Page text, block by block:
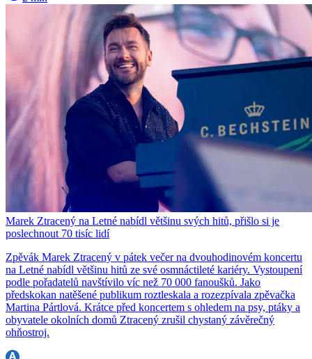
Marek Ztracený na Letné nabídl většinu svých hitů, přišlo si je
poslechnout 70 tisíc lidí
Zpěvák Marek Ztracený v pátek večer na dvouhodinovém koncertu
na Letné nabídl většinu hitů ze své osmnáctileté kariéry. Vystoupení
podle pořadatelů navštívilo víc než 70 000 fanoušků. Jako
předskokan natěšené publikum roztleskala a rozezpívala zpěvačka
Martina Pártlová. Krátce před koncertem s ohledem na psy, ptáky a
obyvatele okolních domů Ztracený zrušil chystaný závěrečný
ohňostroj.